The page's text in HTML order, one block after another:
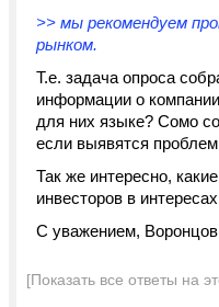
>> мы рекомендуем
рынком.
Т.е. задача опроса
информации о
для них языке? Сомо
если выявятся
Так же интересно,
инвесторов в
С уважением,
[Показать все ответы на